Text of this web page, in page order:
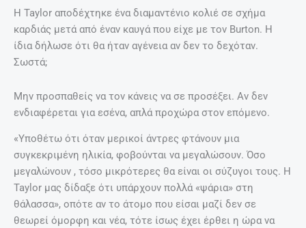
Η Taylor αποδέχτηκε ένα διαμαντένιο κολιέ σε σχήμα
καρδιάς μετά από έναν καυγά που είχε με τον Burton. Η
ίδια δήλωσε ότι θα ήταν αγένεια αν δεν το δεχόταν.
Σωστά;
Μην προσπαθείς να τον κάνεις να σε προσέξει. Αν δεν
ενδιαφέρεται για εσένα, απλά προχώρα στον επόμενο.
«Υποθέτω ότι όταν μερικοί άντρες φτάνουν μια
συγκεκριμένη ηλικία, φοβούνται να μεγαλώσουν. Όσο
μεγαλώνουν , τόσο μικρότερες θα είναι οι σύζυγοι τους. Η
Taylor μας δίδαξε ότι υπάρχουν πολλά «ψάρια» στη
θάλασσα», οπότε αν το άτομο που είσαι μαζί δεν σε
θεωρεί όμορφη και νέα, τότε ίσως έχει έρθει η ώρα να